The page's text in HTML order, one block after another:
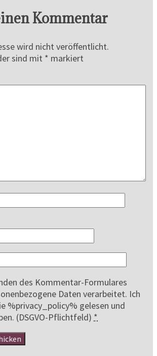
Kommentar
wird nicht veröffentlicht.
sind mit * markiert
des Kommentar-Formulares
Daten verarbeitet. Ich
%privacy_policy% gelesen und
(DSGVO-Pflichtfeld) *